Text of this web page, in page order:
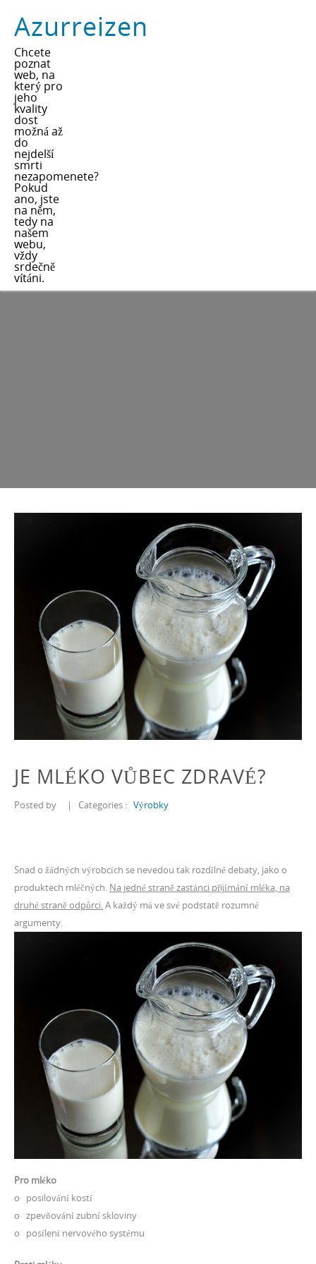
Azurreizen
Chcete
poznat
web, na
který pro
jeho
kvality
dost
možná až
do
nejdelší
smrti
nezapomenete?
Pokud
ano, jste
na něm,
tedy na
našem
webu,
vždy
srdečně
vítáni.
JE MLÉKO VŮBEC ZDRAVÉ?
Posted by | Categories : Výrobky
Snad o žádných výrobcích se nevedou tak rozdílné debaty, jako o
produktech mléčných. Na jedné straně zastánci přijímání mléka, na
druhé straně odpůrci.A každý má ve své podstatě rozumné
argumenty.
Pro mléko
o posilování kostí
o zpevňování zubní skloviny
o posílení nervového systému